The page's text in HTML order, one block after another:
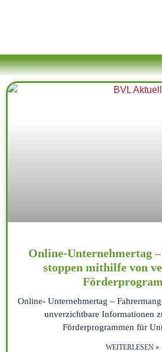
Online-Unternehmertag
stoppen mithilfe von
Online- Unternehmertag –
unverzichtbare Informationen
Förderprogrammen für
WEITERLESEN »